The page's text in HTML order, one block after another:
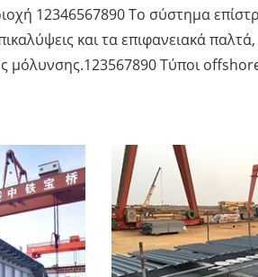
12346567890 Το σύστημα
και τα επιφανειακά παλτά,
μόλυνσης.123567890 Τύποι